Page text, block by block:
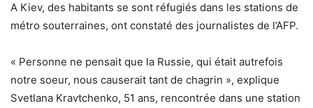
A Kiev, des habitants se sont réfugiés dans les stations de
métro souterraines, ont constaté des journalistes de l’AFP.
« Personne ne pensait que la Russie, qui était autrefois
notre soeur, nous causerait tant de chagrin », explique
Svetlana Kravtchenko, 51 ans, rencontrée dans une station